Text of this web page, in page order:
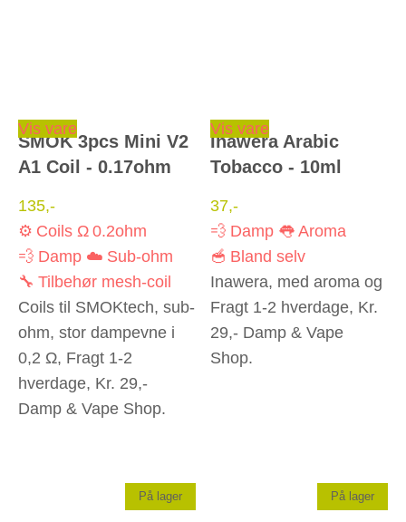
Vis vare
SMOK 3pcs Mini V2
A1 Coil - 0.17ohm
135,-
⚙️ Coils Ω 0.2ohm
💨 Damp ☁️ Sub-ohm
🔧 Tilbehør mesh-coil
Coils til SMOKtech, sub-
ohm, stor dampevne i
0,2 Ω, Fragt 1-2
hverdage, Kr. 29,-
Damp & Vape Shop.
Vis vare
Inawera Arabic
Tobacco - 10ml
37,-
💨 Damp 👅 Aroma
🥣 Bland selv
Inawera, med aroma og
Fragt 1-2 hverdage, Kr.
29,- Damp & Vape
Shop.
På lager På lager